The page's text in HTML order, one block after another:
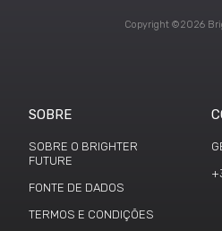
Copyright ©2026
SOBRE
SOBRE O BRIGHTER
FUTURE
FONTE DE DADOS
TERMOS E CONDIÇÕES